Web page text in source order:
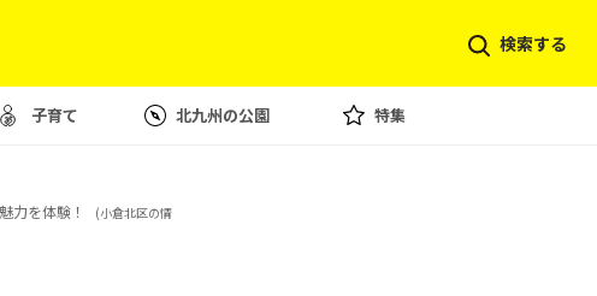
検索する
子育て 北九州の公園 特集
力を体験！
(小倉北区の情